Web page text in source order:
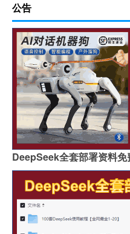
公告
DeepSeek全套部署资料免